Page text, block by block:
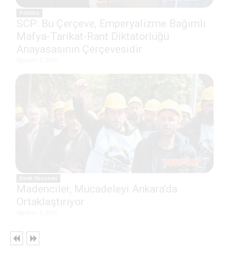
SCP: Bu Çerçeve, Emperyalizme Bağımlı
Mafya-Tarikat-Rant Diktatörlüğü
Anayasasının Çerçevesidir
Madenciler, Mücadeleyi Ankara’da
Ortaklaştırıyor